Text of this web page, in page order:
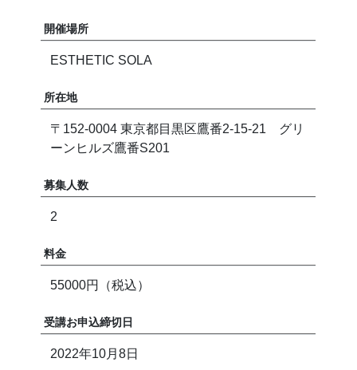
開催場所
ESTHETIC SOLA
所在地
〒152-0004 東京都目黒区鷹番2-15-21 グリ
ーンヒルズ鷹番S201
募集人数
2
料金
55000円（税込）
受講お申込締切日
2022年10月8日